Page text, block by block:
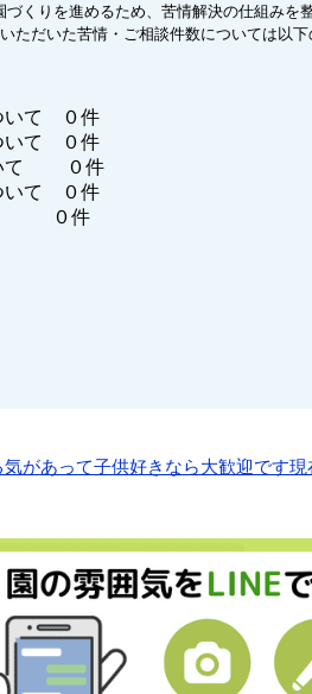
くりを進めるため、苦情解決の仕組みを
ただいた苦情・ご相談件数については以下
いて ０件
いて ０件
いて ０件
いて ０件
０件